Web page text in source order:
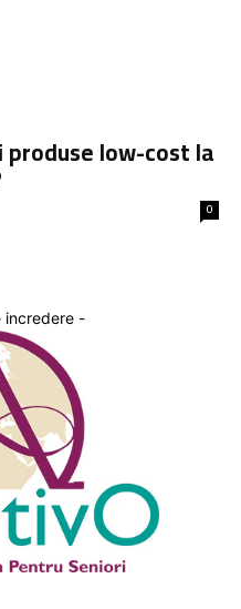
low-cost la
0
incredere -